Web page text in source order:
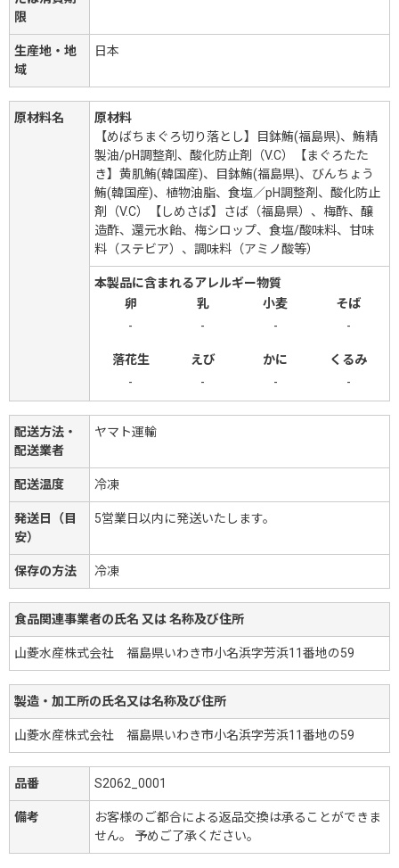
限
生産地・地
域
日本
原材料名
原材料
【めばちまぐろ切り落とし】目鉢鮪(福島県)、鮪精
製油/pH調整剤、酸化防止剤（V.C）【まぐろたた
き】黄肌鮪(韓国産)、目鉢鮪(福島県)、びんちょう
鮪(韓国産)、植物油脂、食塩／pH調整剤、酸化防止
剤（V.C）【しめさば】さば（福島県）、梅酢、醸
造酢、還元水飴、梅シロップ、食塩/酸味料、甘味
料（ステビア）、調味料（アミノ酸等）
本製品に含まれるアレルギー物質
卵
乳 小麦
そば
-
- - -
落花生 えび かに
くるみ
-
- - -
配送方法・
配送業者
ヤマト運輸
配送温度 冷凍
発送日（目
安）
5営業日以内に発送いたします。
保存の方法 冷凍
食品関連事業者の氏名 又は 名称及び住所
山菱水産株式会社 福島県いわき市小名浜字芳浜11番地の59
製造・加工所の氏名又は名称及び住所
山菱水産株式会社 福島県いわき市小名浜字芳浜11番地の59
品番 S2062_0001
備考
お客様のご都合による返品交換は承ることができま
せん。 予めご了承ください。